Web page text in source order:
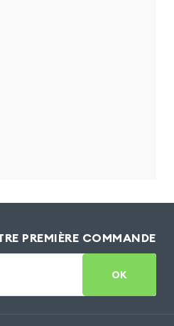
PREMIÈRE COMMANDE
OK